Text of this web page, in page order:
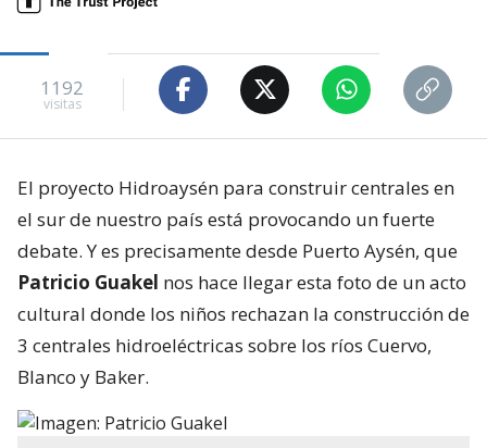
1192
visitas
El proyecto Hidroaysén para construir centrales en
el sur de nuestro país está provocando un fuerte
debate. Y es precisamente desde Puerto Aysén, que
Patricio Guakel nos hace llegar esta foto de un acto
cultural donde los niños rechazan la construcción de
3 centrales hidroeléctricas sobre los ríos Cuervo,
Blanco y Baker.